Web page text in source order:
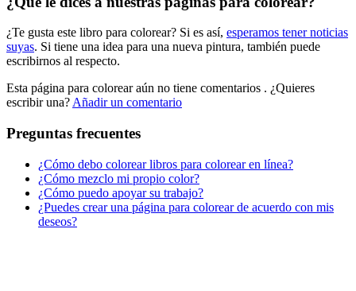
Libros para colorear para niños
Nezaradené
Sin categorizar
¿Te gusta este libro para colorear? Si es así, esperamos tener noticias
suyas. Si tiene una idea para una nueva pintura, también puede
escribirnos al respecto.
Esta página para colorear aún no tiene comentarios . ¿Quieres
escribir una? Añadir un comentario
Preguntas frecuentes
¿Cómo debo colorear libros para colorear en línea?
¿Cómo mezclo mi propio color?
¿Cómo puedo apoyar su trabajo?
¿Puedes crear una página para colorear de acuerdo con mis
deseos?